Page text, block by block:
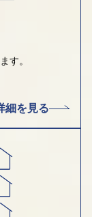
す。
細を見る